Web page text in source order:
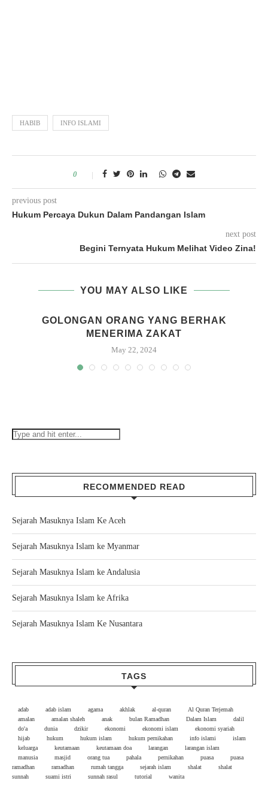
HABIB INFO ISLAMI
0
previous post
Hukum Percaya Dukun Dalam Pandangan Islam
next post
Begini Ternyata Hukum Melihat Video Zina!
YOU MAY ALSO LIKE
GOLONGAN ORANG YANG BERHAK
MENERIMA ZAKAT
May 22, 2024
RECOMMENDED READ
Sejarah Masuknya Islam Ke Aceh
Sejarah Masuknya Islam ke Myanmar
Sejarah Masuknya Islam ke Andalusia
Sejarah Masuknya Islam ke Afrika
Sejarah Masuknya Islam Ke Nusantara
TAGS
adab adab islam agama akhlak al-quran
Al Quran Terjemah
amalan
amalan shaleh anak bulan Ramadhan Dalam Islam
dalil
do'a
dunia dzikir ekonomi ekonomi islam
ekonomi syariah
hijab
hukum hukum islam hukum pernikahan info islami
islam
keluarga
keutamaan keutamaan doa larangan
larangan islam
manusia
masjid orang tua pahala pernikahan puasa
puasa
ramadhan
ramadhan rumah tangga sejarah islam shalat
shalat
sunnah
suami istri sunnah rasul tutorial wanita